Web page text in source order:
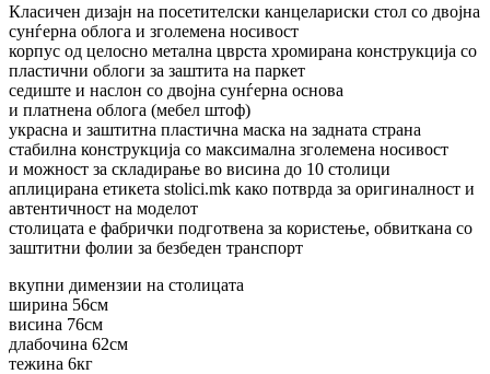
Класичен дизајн на посетителски канцелариски стол со двојна
сунѓерна облога и зголемена носивост
корпус од целосно метална цврста хромирана конструкција со
пластични облоги за заштита на паркет
седиште и наслон со двојна сунѓерна основа
и платнена облога (мебел штоф)
украсна и заштитна пластична маска на задната страна
стабилна конструкција со максимална зголемена носивост
и можност за складирање во висина до 10 столици
аплицирана етикета stolici.mk како потврда за оригиналност и
автентичност на моделот
столицата е фабрички подготвена за користење, обвиткана со
заштитни фолии за безбеден транспорт
вкупни димензии на столицата
ширина 56см
висина 76см
длабочина 62см
тежина 6кг